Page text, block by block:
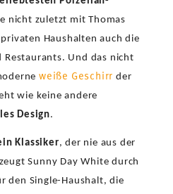
nicht zuletzt mit Thomas
Haushalten auch die
Restaurants. Und das nicht
weiße Geschirr der
wie keine andere
Design.
Klassiker, der nie aus der
Sunny Day White durch
den Single-Haushalt, die